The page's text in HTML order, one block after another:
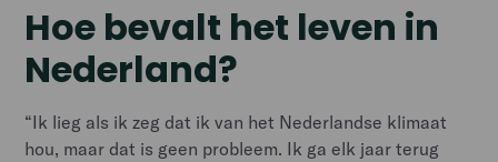
Hoe bevalt het leven in
Nederland?
“Ik lieg als ik zeg dat ik van het Nederlandse klimaat
hou, maar dat is geen probleem. Ik ga elk jaar terug